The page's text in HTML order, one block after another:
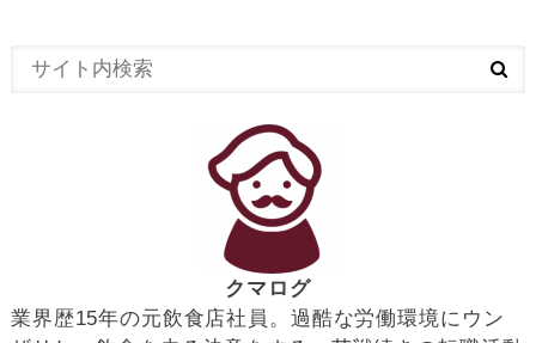
クマログ
業界歴15年の元飲食店社員。過酷な労働環境にウン